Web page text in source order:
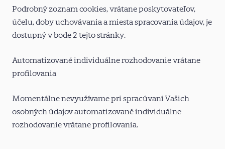
Podrobný zoznam cookies, vrátane poskytovateľov,
účelu, doby uchovávania a miesta spracovania údajov, je
dostupný v bode 2 tejto stránky.
Automatizované individuálne rozhodovanie vrátane
profilovania
Momentálne nevyužívame pri spracúvaní Vašich
osobných údajov automatizované individuálne
rozhodovanie vrátane profilovania.